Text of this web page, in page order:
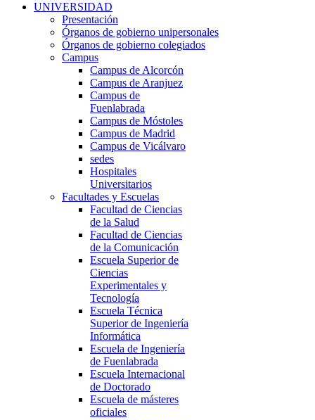
UNIVERSIDAD
Presentación
Órganos de gobierno unipersonales
Órganos de gobierno colegiados
Campus
Campus de Alcorcón
Campus de Aranjuez
Campus de
Fuenlabrada
Campus de Móstoles
Campus de Madrid
Campus de Vicálvaro
sedes
Hospitales
Universitarios
Facultades y Escuelas
Facultad de Ciencias
de la Salud
Facultad de Ciencias
de la Comunicación
Escuela Superior de
Ciencias
Experimentales y
Tecnología
Escuela Técnica
Superior de Ingeniería
Informática
Escuela de Ingeniería
de Fuenlabrada
Escuela Internacional
de Doctorado
Escuela de másteres
oficiales